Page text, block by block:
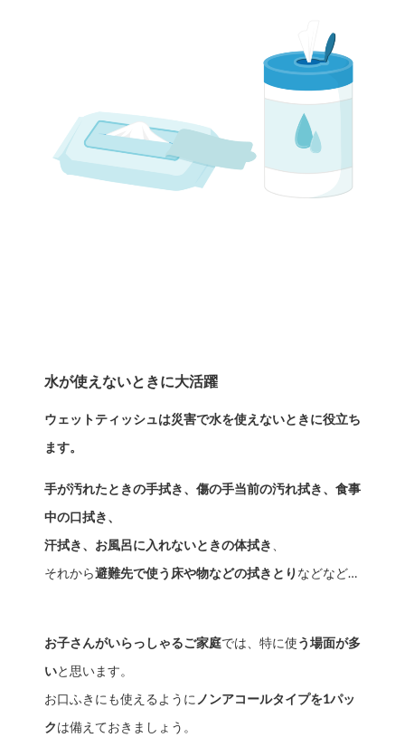
水が使えないときに大活躍
ウェットティッシュは災害で水を使えないときに役立ち
ます。
手が汚れたときの手拭き、傷の手当前の汚れ拭き、食事
中の口拭き、
汗拭き、お風呂に入れないときの体拭き
それから避難先で使う床や物などの拭きとり などなど…
お子さんがいらっしゃるご家庭では、特に使う場面が多
いと思います。
お口ふきにも使えるように ノンアコールタイプを1パッ
クは備えておきましょう。